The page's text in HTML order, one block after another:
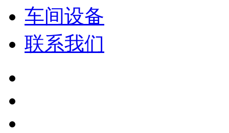
车间设备
联系我们